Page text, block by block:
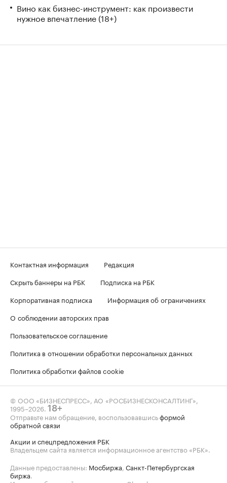
Вино как бизнес-инструмент: как произвести
нужное впечатление (18+)
Контактная информация
Редакция
Скрыть баннеры на РБК
Подписка на РБК
Корпоративная подписка
Информация об ограничениях
О соблюдении авторских прав
Пользовательское соглашение
Политика в отношении обработки персональных данных
Политика обработки файлов cookie
© ООО «БИЗНЕСПРЕСС», АО «РОСБИЗНЕСКОНСАЛТИНГ»,
1995–2026 18+
Отправьте нам обращение, воспользовавшисьформой
обратной связи
Акции и спецпредложения РБК
Владельцем сайта является информационное агентство «РБК».
Данные предоставлены: Мосбиржа Санкт-Петербургская
биржа